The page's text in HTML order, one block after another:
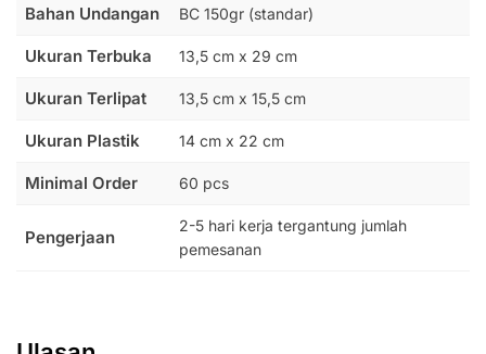
Bahan Undangan BC 150gr (standar)
Ukuran Terbuka 13,5 cm x 29 cm
Ukuran Terlipat 13,5 cm x 15,5 cm
Ukuran Plastik 14 cm x 22 cm
Minimal Order 60 pcs
Pengerjaan
2-5 hari kerja tergantung jumlah
pemesanan